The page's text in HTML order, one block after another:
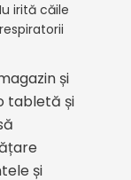
irită căile
respiratorii
și
tabletă și
și